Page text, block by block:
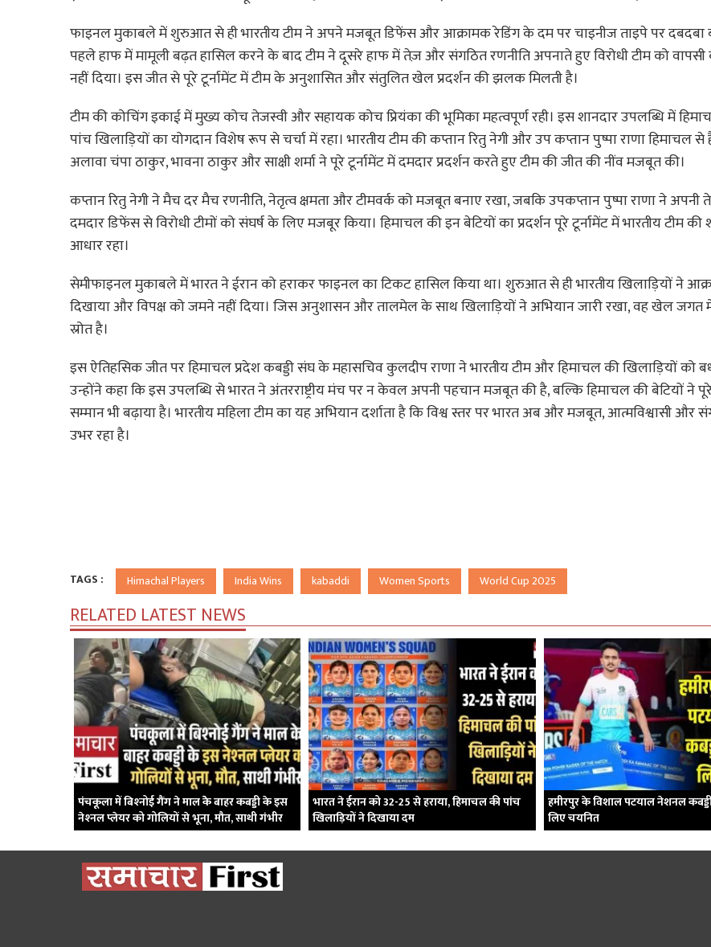
फाइनल मुकाबले में शुरुआत से ही भारतीय टीम ने अपने मजबूत डिफेंस और आक्रामक रेडिंग के दम पर चाइनीज ताइपे पर दबदबा
पहले हाफ में मामूली बढ़त हासिल करने के बाद टीम ने दूसरे हाफ में तेज़ और संगठित रणनीति अपनाते हुए विरोधी टीम को वापसी
नहीं दिया। इस जीत से पूरे टूर्नामेंट में टीम के अनुशासित और संतुलित खेल प्रदर्शन की झलक मिलती है।
टीम की कोचिंग इकाई में मुख्य कोच तेजस्वी और सहायक कोच प्रियंका की भूमिका महत्वपूर्ण रही। इस शानदार उपलब्धि में
पांच खिलाड़ियों का योगदान विशेष रूप से चर्चा में रहा। भारतीय टीम की कप्तान रितु नेगी और उप कप्तान पुष्पा राणा हिमाचल
अलावा चंपा ठाकुर, भावना ठाकुर और साक्षी शर्मा ने पूरे टूर्नामेंट में दमदार प्रदर्शन करते हुए टीम की जीत की नींव मजबूत की।
कप्तान रितु नेगी ने मैच दर मैच रणनीति, नेतृत्व क्षमता और टीमवर्क को मजबूत बनाए रखा, जबकि उपकप्तान पुष्पा राणा ने
दमदार डिफेंस से विरोधी टीमों को संघर्ष के लिए मजबूर किया। हिमाचल की इन बेटियों का प्रदर्शन पूरे टूर्नामेंट में भारतीय टीम की
आधार रहा।
सेमीफाइनल मुकाबले में भारत ने ईरान को हराकर फाइनल का टिकट हासिल किया था। शुरुआत से ही भारतीय खिलाड़ियों ने
दिखाया और विपक्ष को जमने नहीं दिया। जिस अनुशासन और तालमेल के साथ खिलाड़ियों ने अभियान जारी रखा, वह खेल जगत
स्रोत है।
इस ऐतिहसिक जीत पर हिमाचल प्रदेश कबड्डी संघ के महासचिव कुलदीप राणा ने भारतीय टीम और हिमाचल की खिलाड़ियों को
उन्होंने कहा कि इस उपलब्धि से भारत ने अंतरराष्ट्रीय मंच पर न केवल अपनी पहचान मजबूत की है, बल्कि हिमाचल की बेटियों ने
सम्मान भी बढ़ाया है। भारतीय महिला टीम का यह अभियान दर्शाता है कि विश्व स्तर पर भारत अब और मजबूत, आत्मविश्वासी और
उभर रहा है।
TAGS : Himachal Players India Wins kabaddi Women Sports World Cup 2025
RELATED LATEST NEWS
पंचकूला में बिश्‍नोई गैंग ने माल केे बाहर कबड्डी के इस
नेश्‍नल प्‍लेयर को गोलियों से भूना, मौत, साथी गंभीर
भारत ने ईरान को 32-25 से हराया, हिमाचल की पांच
खिलाड़ियों ने दिखाया दम
हमीरपुर के विशाल पटयाल नेशनल
लिए चयनित